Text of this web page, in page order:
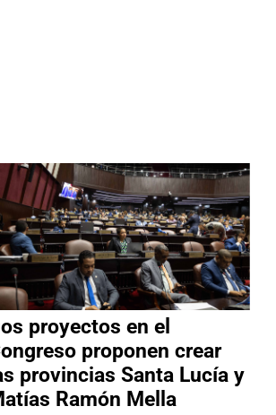
proyectos en el
proponen crear
provincias Santa Lucía y
Ramón Mella